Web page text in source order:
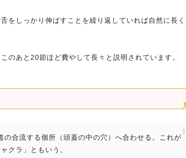
をしっかり伸ばすことを繰り返していれば自然に長く
のあと20節ほど費やして長々と説明されています。
合流する個所（頭蓋の中の穴）へ合わせる。これが
クラ」ともいう。